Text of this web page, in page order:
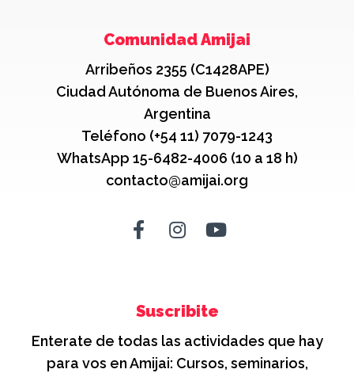
Comunidad Amijai
Arribeños 2355 (C1428APE)
Ciudad Autónoma de Buenos Aires,
Argentina
Teléfono (+54 11) 7079-1243
WhatsApp 15-6482-4006 (10 a 18 h)
contacto@amijai.org
Suscribite
Enterate de todas las actividades que hay
para vos en Amijai: Cursos, seminarios,